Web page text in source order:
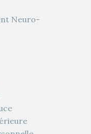
Neuro-